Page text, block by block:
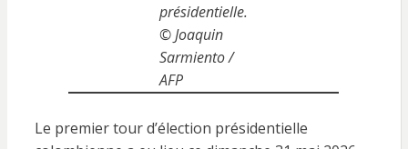
présidentielle.
© Joaquin
Sarmiento /
AFP
Le premier tour d’élection présidentielle